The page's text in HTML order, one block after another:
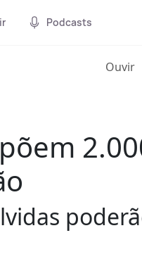
Podcasts
Ouvir